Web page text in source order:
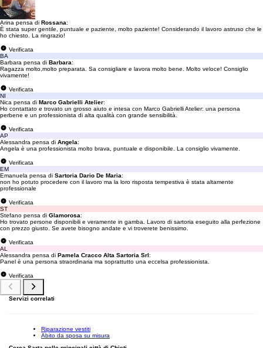
Arina pensa di Rossana:
È stata super gentile, puntuale e paziente, molto paziente! Considerando il lavoro astruso che le
ho chiesto. La ringrazio!
Verificata
BA
Barbara pensa di Barbara:
Ragazza molto,molto preparata. Sa consigliare e lavora molto bene. Molto veloce! Consiglio
vivamente!
Verificata
NI
Nica pensa di Marco Gabrielli Atelier:
Ho contattato e trovato un grosso aiuto e intesa con Marco Gabrielli Atelier: una persona
perbene e un professionista di alta qualità con grande sensibilità.
Verificata
AP
Alessandra pensa di Angela:
Angela è una professionista molto brava, puntuale e disponibile. La consiglio vivamente.
Verificata
EM
Emanuela pensa di Sartoria Dario De Maria:
non ho potuto procedere con il lavoro ma la loro risposta tempestiva è stata altamente
professionale
Verificata
ST
Stefano pensa di Glamorosa:
Ho trovato persone disponibili e veramente in gamba. Lavoro di sartoria eseguito alla perfezione
con prezzo giusto. Se avete bisogno andate e vi troverete benissimo.
Verificata
AL
Alessandra pensa di Pamela Cracco Alta Sartoria Srl:
Panel è una persona straordinaria ma soprattutto una eccelsa professionista.
Verificata
Servizi correlati
Riparazione vestiti
Abito da sposa su misura